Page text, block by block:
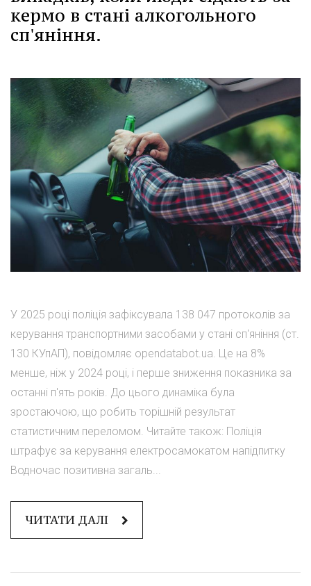
кермо в стані алкогольного
сп'яніння.
У 2025 році поліція зафіксувала 138 047 протоколів за
керування транспортними засобами у стані сп'яніння (ст.
130 КУпАП), повідомляє opendatabot.ua. Це на 8%
менше, ніж у 2024 році, і перше зниження показника за
останні п'ять років. До цього динаміка була
зростаючою, що робить торішній результат
статистичним переломом. Читайте також: Поліція
штрафує за керування електросамокатом напідпитку
Водночас позитивна загаль...
ЧИТАТИ ДАЛІ